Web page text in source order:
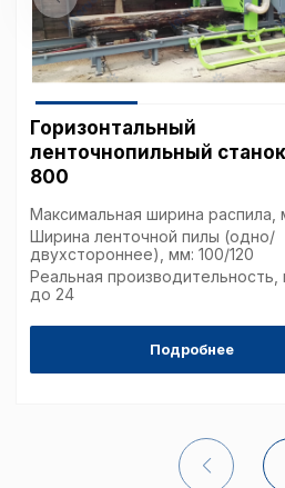
Горизонтальный
ленточнопильный
800
Максимальная ширина распила,
Ширина ленточной пилы (одно/
двухстороннее), мм: 100/120
Реальная производительность,
до 24
Подробнее